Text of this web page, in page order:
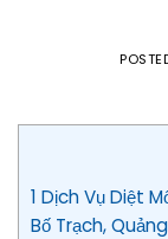
1 Dịch Vụ Diệt
Bố Trạch,